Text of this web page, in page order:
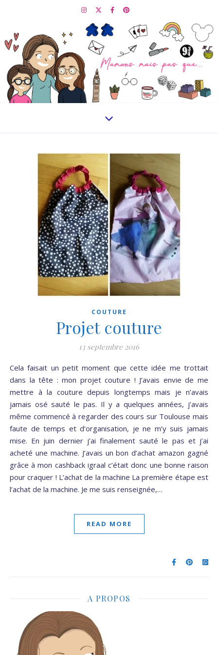
COUTURE
Projet couture
13 septembre 2016
Cela faisait un petit moment que cette idée me trottait
dans la tête : mon projet couture ! J’avais envie de me
mettre à la couture depuis longtemps mais je n’avais
jamais osé sauté le pas. Il y a quelques années, j’avais
même commencé à regarder des cours sur Toulouse mais
faute de temps et d’organisation, je ne m’y suis jamais
mise. En juin dernier j’ai finalement sauté le pas et j’ai
acheté une machine. J’avais un bon d’achat amazon gagné
grâce à mon cashback igraal c’était donc une bonne raison
pour craquer ! L’achat de la machine La première étape est
l’achat de la machine. Je me suis renseignée,…
READ MORE
A PROPOS